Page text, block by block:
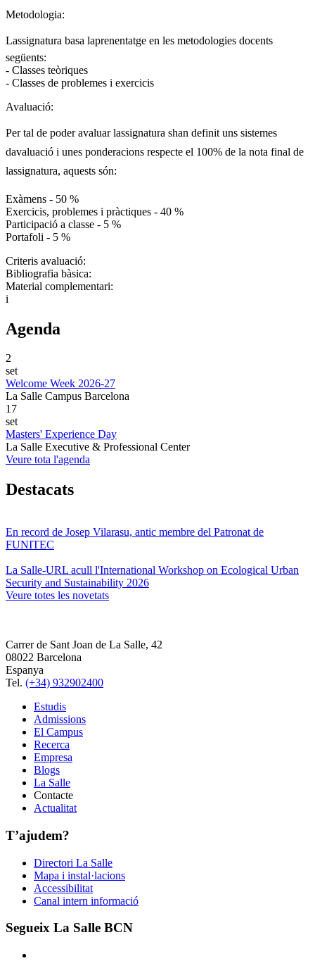
Metodologia:
Lassignatura basa laprenentatge en les metodologies docents
següents:
- Classes teòriques
- Classes de problemes i exercicis
Avaluació:
Per tal de poder avaluar lassignatura shan definit uns sistemes
davaluació i unes ponderacions respecte el 100% de la nota final de
lassignatura, aquests són:
Exàmens - 50 %
Exercicis, problemes i pràctiques - 40 %
Participació a classe - 5 %
Portafoli - 5 %
Criteris avaluació:
Bibliografia bàsica:
Material complementari:
i
Agenda
2
set
Welcome Week 2026-27
La Salle Campus Barcelona
17
set
Masters' Experience Day
La Salle Executive & Professional Center
Veure tota l'agenda
Destacats
En record de Josep Vilarasu, antic membre del Patronat de
FUNITEC
La Salle-URL acull l'International Workshop on Ecological Urban
Security and Sustainability 2026
Veure totes les novetats
Carrer de Sant Joan de La Salle, 42
08022 Barcelona
Espanya
Tel. (+34) 932902400
Estudis
Admissions
El Campus
Recerca
Empresa
Blogs
La Salle
Contacte
Actualitat
T’ajudem?
Directori La Salle
Mapa i instal·lacions
Accessibilitat
Canal intern informació
Segueix La Salle BCN